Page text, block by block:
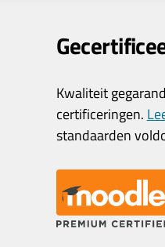
Kwaliteit
certificeringen.
standaarden